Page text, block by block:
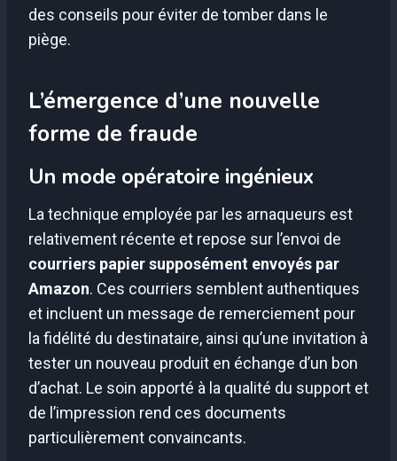
des conseils pour éviter de tomber dans le
piège.
L’émergence d’une nouvelle
forme de fraude
Un mode opératoire ingénieux
La technique employée par les arnaqueurs est
relativement récente et repose sur l’envoi de
courriers papier supposément envoyés par
Amazon. Ces courriers semblent authentiques
et incluent un message de remerciement pour
la fidélité du destinataire, ainsi qu’une invitation à
tester un nouveau produit en échange d’un bon
d’achat. Le soin apporté à la qualité du support et
de l’impression rend ces documents
particulièrement convaincants.